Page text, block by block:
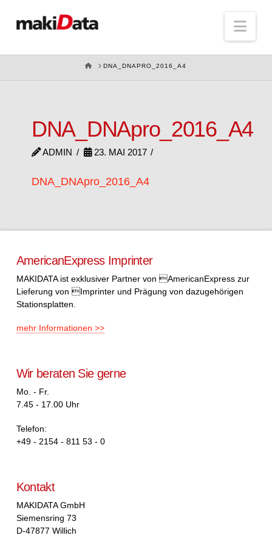
HOMEDNA_DNAPRO_2016_A4
DNA_DNApro_2016_A4
ADMIN 23. MAI 2017
DNA_DNApro_2016_A4
AmericanExpress Imprinter
MAKIDATA ist exklusiver Partner von AmericanExpress zur
Lieferung von Imprinter und Prägung von dazugehörigen
Stationsplatten.
mehr Informationen >>
Wir beraten Sie gerne
Mo. - Fr.
7.45 - 17.00 Uhr
Telefon:
+49 - 2154 - 811 53 - 0
Kontakt
MAKIDATA GmbH
Siemensring 73
D-47877 Willich